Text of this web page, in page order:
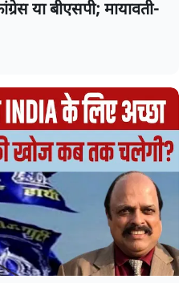
या बीएसपी; मायावती-